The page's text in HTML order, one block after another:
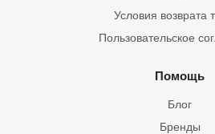
Условия возврата
Пользовательское
Помощь
Блог
Бренды